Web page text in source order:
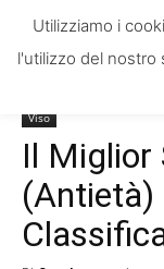
Viso
Il Miglior
(Antietà)
Utilizziamo i
l'utilizzo del nostro